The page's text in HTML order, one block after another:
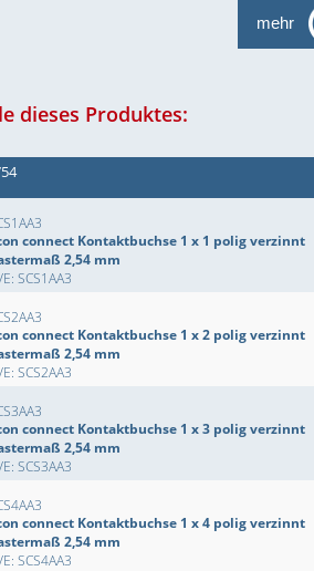
mehr
dieses Produktes:
connect Kontaktbuchse 1 x 1 polig verzinnt
2,54 mm
SCS1AA3
connect Kontaktbuchse 1 x 2 polig verzinnt
2,54 mm
SCS2AA3
connect Kontaktbuchse 1 x 3 polig verzinnt
2,54 mm
SCS3AA3
connect Kontaktbuchse 1 x 4 polig verzinnt
2,54 mm
SCS4AA3